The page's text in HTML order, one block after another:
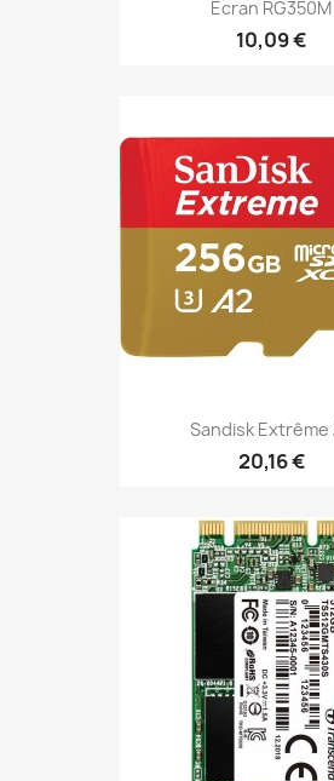
Ecran RG350M
10,09 €
Sandisk Extrême
20,16 €